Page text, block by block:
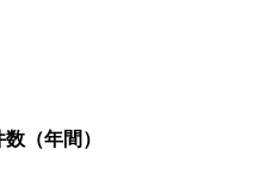
（年間）